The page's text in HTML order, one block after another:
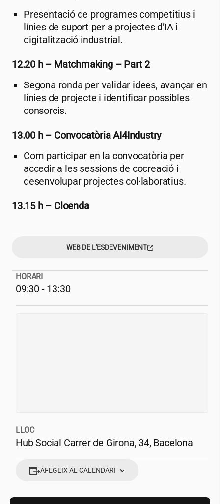
Presentació de programes competitius i
línies de suport per a projectes d’IA i
digitalització industrial.
12.20 h – Matchmaking – Part 2
Segona ronda per validar idees, avançar en
línies de projecte i identificar possibles
consorcis.
13.00 h – Convocatòria AI4Industry
Com participar en la convocatòria per
accedir a les sessions de cocreació i
desenvolupar projectes col·laboratius.
13.15 h – Cloenda
WEB DE L'ESDEVENIMENT
HORARI
09:30 - 13:30
LLOC
Hub Social Carrer de Girona, 34, Bacelona
AFEGEIX AL CALENDARI